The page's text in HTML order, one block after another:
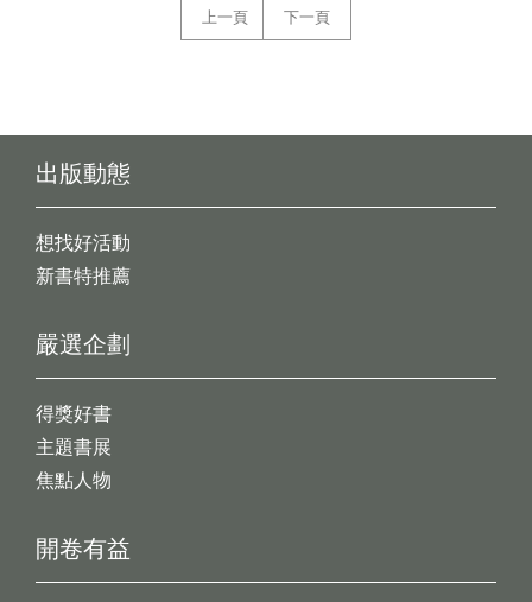
上一頁 下一頁
出版動態
想找好活動
新書特推薦
開卷有益
嚴選企劃
得獎好書
主題書展
焦點人物